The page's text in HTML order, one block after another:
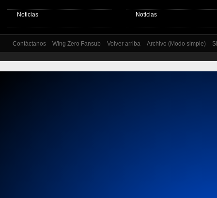
Noticias Noticias
Contáctanos Wing Zero Fansub Volver arriba Archivo (Modo simple)